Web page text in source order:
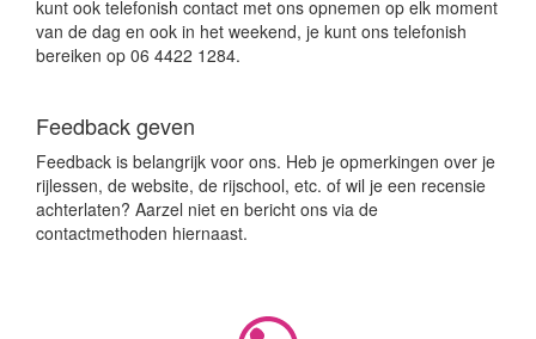
kunt ook telefonish contact met ons opnemen op elk moment
van de dag en ook in het weekend, je kunt ons telefonish
bereiken op 06 4422 1284.
Feedback geven
Feedback is belangrijk voor ons. Heb je opmerkingen over je
rijlessen, de website, de rijschool, etc. of wil je een recensie
achterlaten? Aarzel niet en bericht ons via de
contactmethoden hiernaast.